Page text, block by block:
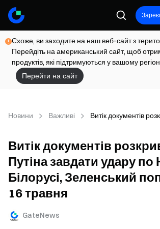
Схоже, ви заходите на наш веб-сайт з
Перейдіть на американський сайт, щоб
продуктів, які підтримуються у вашому
Перейти на сайт
Новини Важливі Витік документів
Витік документів
Путіна завдати удару
Білорусі, Зеленський
16 травня
GateNews